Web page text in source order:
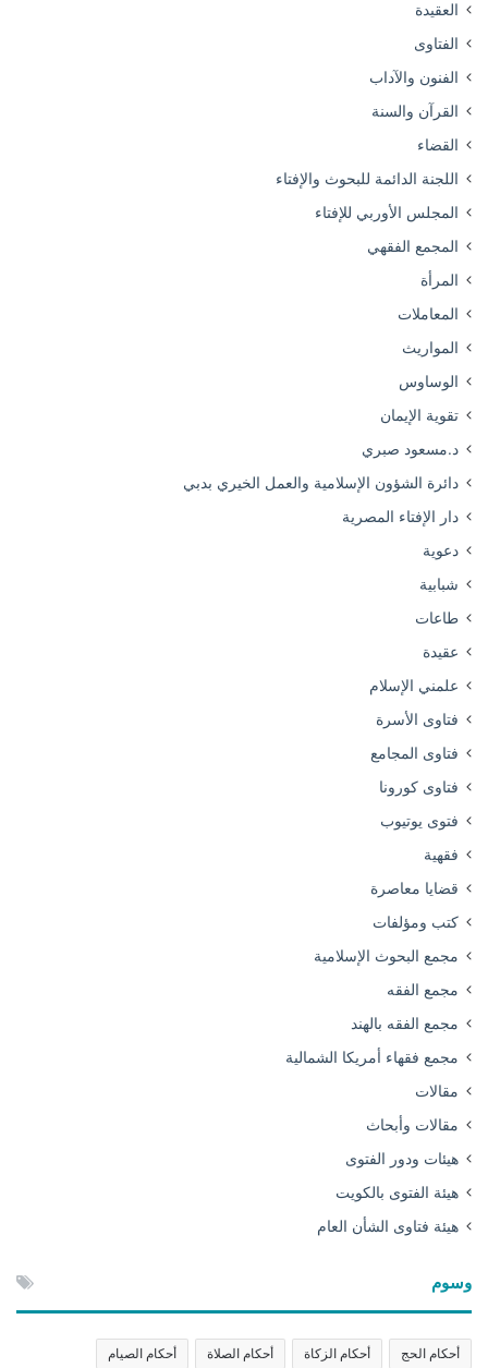
العقيدة
الفتاوى
الفنون والآداب
القرآن والسنة
القضاء
اللجنة الدائمة للبحوث والإفتاء
المجلس الأوربي للإفتاء
المجمع الفقهي
المرأة
المعاملات
المواريث
الوساوس
تقوية الإيمان
د.مسعود صبري
دائرة الشؤون الإسلامية والعمل الخيري بدبي
دار الإفتاء المصرية
دعوية
شبابية
طاعات
عقيدة
علمني الإسلام
فتاوى الأسرة
فتاوى المجامع
فتاوى كورونا
فتوى يوتيوب
فقهية
قضايا معاصرة
كتب ومؤلفات
مجمع البحوث الإسلامية
مجمع الفقه
مجمع الفقه بالهند
مجمع فقهاء أمريكا الشمالية
مقالات
مقالات وأبحاث
هيئات ودور الفتوى
هيئة الفتوى بالكويت
هيئة فتاوى الشأن العام
وسوم
أحكام الحج أحكام الزكاة أحكام الصلاة أحكام الصيام